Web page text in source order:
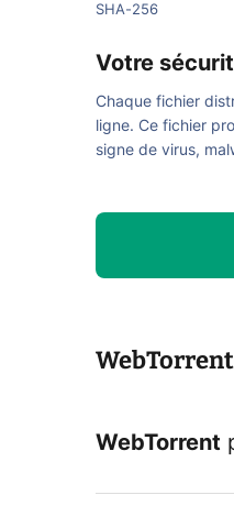
SHA-256
Votre
Chaque fichier
ligne. Ce fichier
signe de virus,
WebTorrent